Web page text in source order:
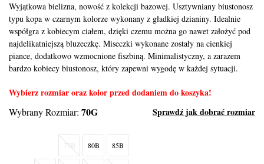
Wyjątkowa bielizna, nowość z kolekcji bazowej. Usztywniany biustonosz
typu kopa w czarnym kolorze wykonany z gładkiej dzianiny. Idealnie
współgra z kobiecym ciałem, dzięki czemu można go nawet założyć pod
najdelikatniejszą bluzeczkę. Miseczki wykonane zostały na cienkiej
piance, dodatkowo wzmocnione fiszbiną. Minimalistyczny, a zarazem
bardzo kobiecy biustonosz, który zapewni wygodę w każdej sytuacji.
Wybierz rozmiar oraz kolor przed dodaniem do koszyka!
Wybrany Rozmiar: 70G Sprawdź jak dobrać rozmiar
75B 80B 85B